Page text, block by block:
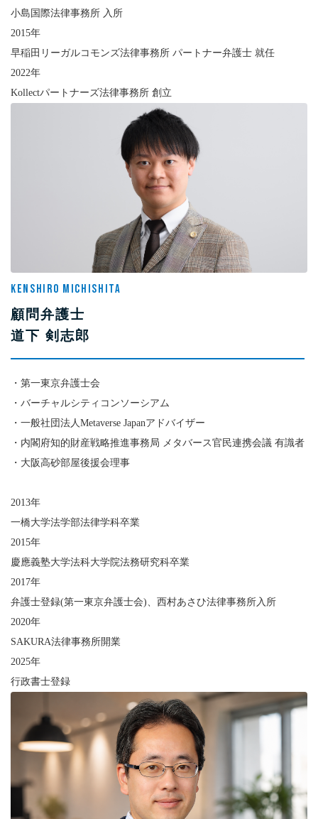
小島国際法律事務所 入所
2015年
早稲田リーガルコモンズ法律事務所 パートナー弁護士 就任
2022年
Kollectパートナーズ法律事務所 創立
KENSHIRO MICHISHITA
顧問弁護士
道下 剣志郎
・第一東京弁護士会
・バーチャルシティコンソーシアム
・一般社団法人Metaverse Japanアドバイザー
・内閣府知的財産戦略推進事務局 メタバース官民連携会議 有識者
・大阪高砂部屋後援会理事
2013年
一橋大学法学部法律学科卒業
2015年
慶應義塾大学法科大学院法務研究科卒業
2017年
弁護士登録(第一東京弁護士会)、西村あさひ法律事務所入所
2020年
SAKURA法律事務所開業
2025年
行政書士登録